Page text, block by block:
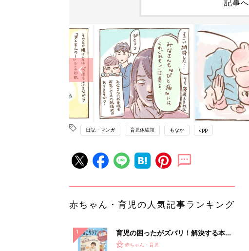
記事
日記・マンガ 育児体験談 もなか app
赤ちゃん・育児の人気記事ランキング
育児の困ったがズバリ！解決する本
『ひよこクラブ 秋号』 4カ月～2才
赤ちゃん・育児